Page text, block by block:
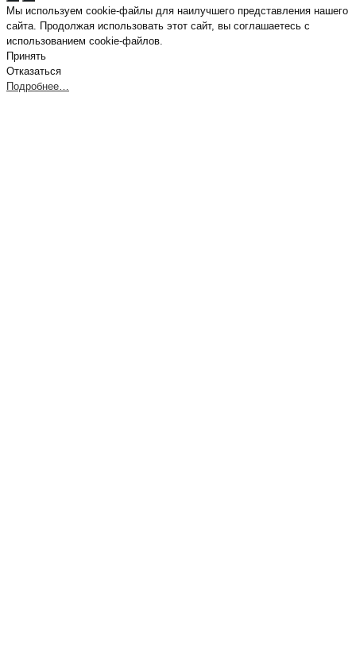
Мы используем cookie-файлы для наилучшего представления нашего
сайта. Продолжая использовать этот сайт, вы соглашаетесь с
использованием cookie-файлов.
Принять
Отказаться
Подробнее…